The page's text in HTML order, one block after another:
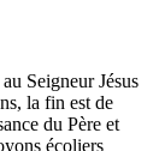
Seigneur Jésus
la fin est de
du Père et
écoliers